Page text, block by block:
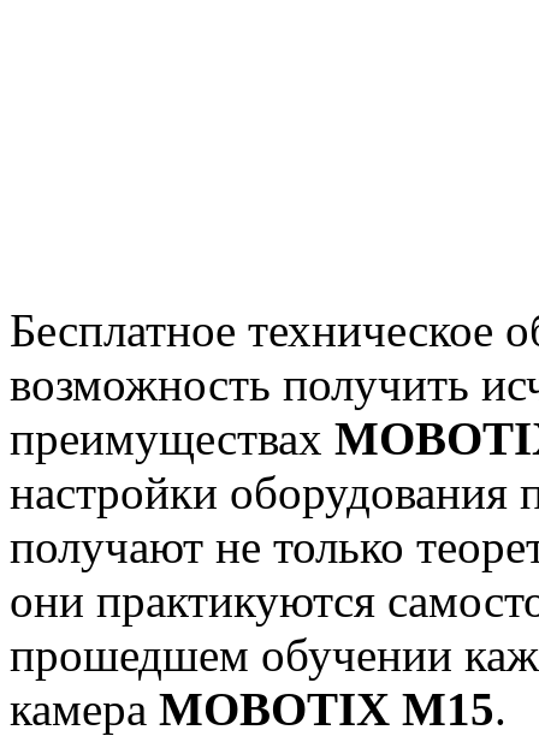
Бесплатное техническое
возможность получить
преимуществах
настройки
получают не только
они практикуются
прошедшем обучении
камера MOBOTIX M15.